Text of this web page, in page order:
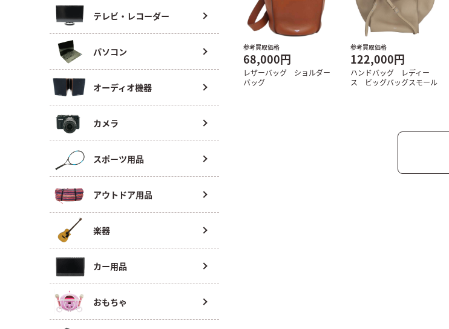
テレビ・レコーダー
パソコン
オーディオ機器
カメラ
スポーツ用品
アウトドア用品
楽器
カー用品
おもちゃ
参考買取価格
68,000円
レザーバッグ ショルダー
バッグ
参考買取価格
122,000円
ハンドバッグ レディー
ス ビッグバッグスモール